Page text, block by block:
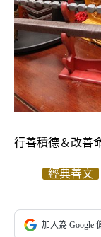
行善積德＆改善
經典善文
加入為 Google